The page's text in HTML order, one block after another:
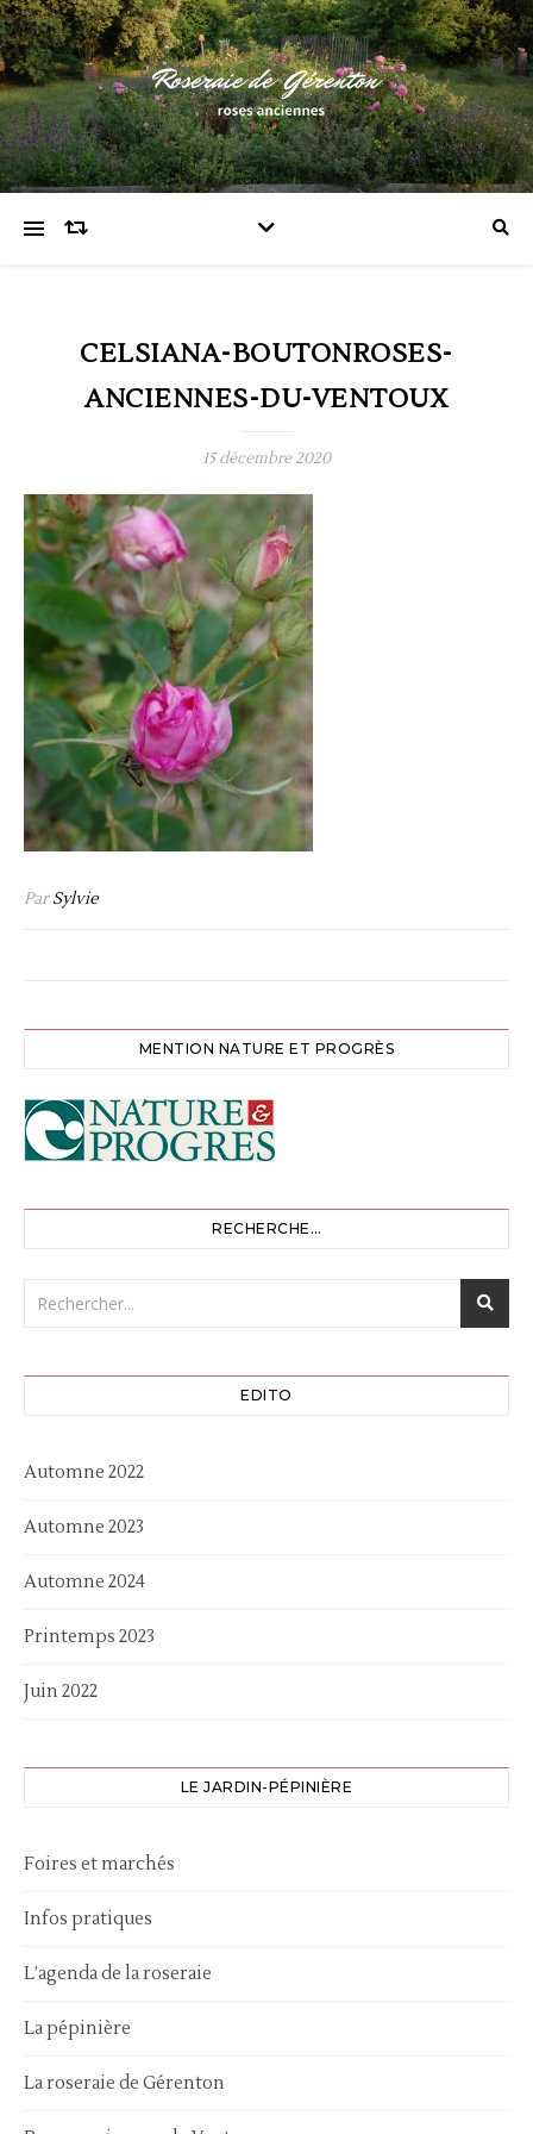
CELSIANA-BOUTONROSES-
ANCIENNES-DU-VENTOUX
15 décembre 2020
ParSylvie
MENTION NATURE ET PROGRÈS
RECHERCHE…
EDITO
Automne 2022
Automne 2023
Automne 2024
Printemps 2023
Juin 2022
LE JARDIN-PÉPINIÈRE
Foires et marchés
Infos pratiques
L’agenda de la roseraie
La pépinière
La roseraie de Gérenton